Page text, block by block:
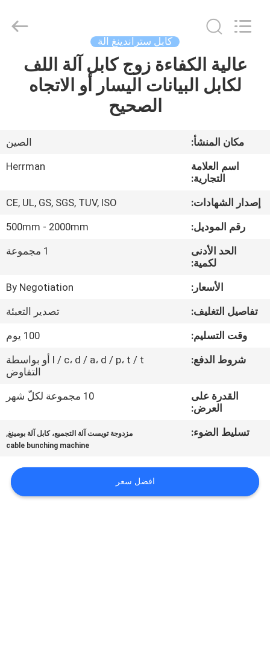
مسكن
معلومات
جولة
المعمل
مراقبة
الجودة
اتصل
أخبار
اطلب
خريطة
Reserved.
كابل ستراندينغ آلة
عالية الكفاءة زوج كابل آلة اللف
لكابل البيانات اليسار أو الاتجاه
الصحيح
مكان المنشأ:
الصين
اسم العلامة
التجارية:
Herrman
إصدار الشهادات:
CE, UL, GS, SGS, TUV, ISO
رقم الموديل:
500mm - 2000mm
الحد الأدنى
لكمية:
1 مجموعة
الأسعار:
By Negotiation
تفاصيل التغليف:
تصدير التعبئة
وقت التسليم:
100 يوم
شروط الدفع:
l / c، d / a، d / p، t / t أو بواسطة
التفاوض
القدرة على
العرض:
10 مجموعة لكلّ شهر
تسليط الضوء: مزدوجة تويست آلة التجميع، كابل آلة بومينغ,
cable bunching machine
افضل سعر